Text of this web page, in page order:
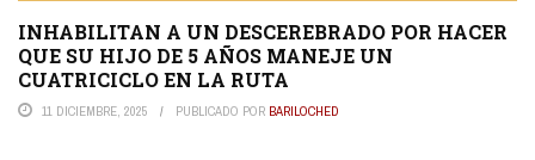
INHABILITAN A UN DESCEREBRADO POR HACER
QUE SU HIJO DE 5 AÑOS MANEJE UN
CUATRICICLO EN LA RUTA
11 DICIEMBRE, 2025 PUBLICADO POR BARILOCHED